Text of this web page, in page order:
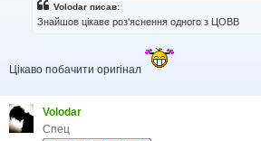
е
я
Volodar писав:
Знайшов цікаве роз'яснення одного з ЦОВВ
Цікаво побачити оригінал
Volodar
Спец